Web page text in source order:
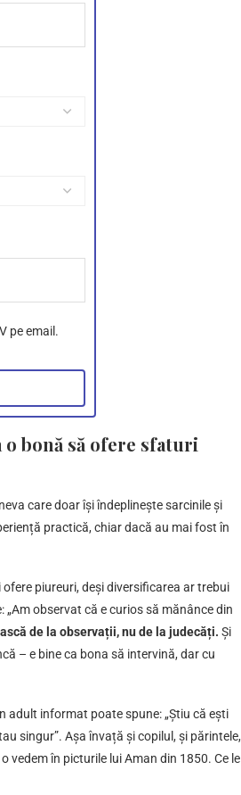
pe email.
bonă să ofere sfaturi
care doar își îndeplinește sarcinile și
practică, chiar dacă au mai fost în
piureuri, deși diversificarea ar trebui
observat că e curios să mănânce din
de la observații, nu de la judecăți. Și
– e bine ca bona să intervină, dar cu
adult informat poate spune: „Știu că ești
singur”. Așa învață și copilul, și părintele,
vedem în picturile lui Aman din 1850. Ce le